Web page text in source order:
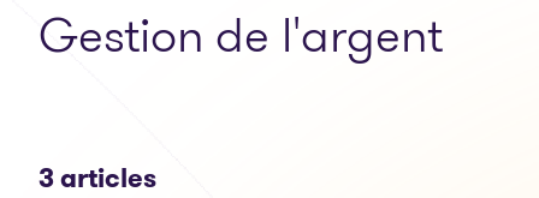
Gestion de l'argent
3 articles